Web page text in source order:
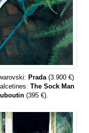
Prada(3.900 €)
The Sock Man
(395 €).